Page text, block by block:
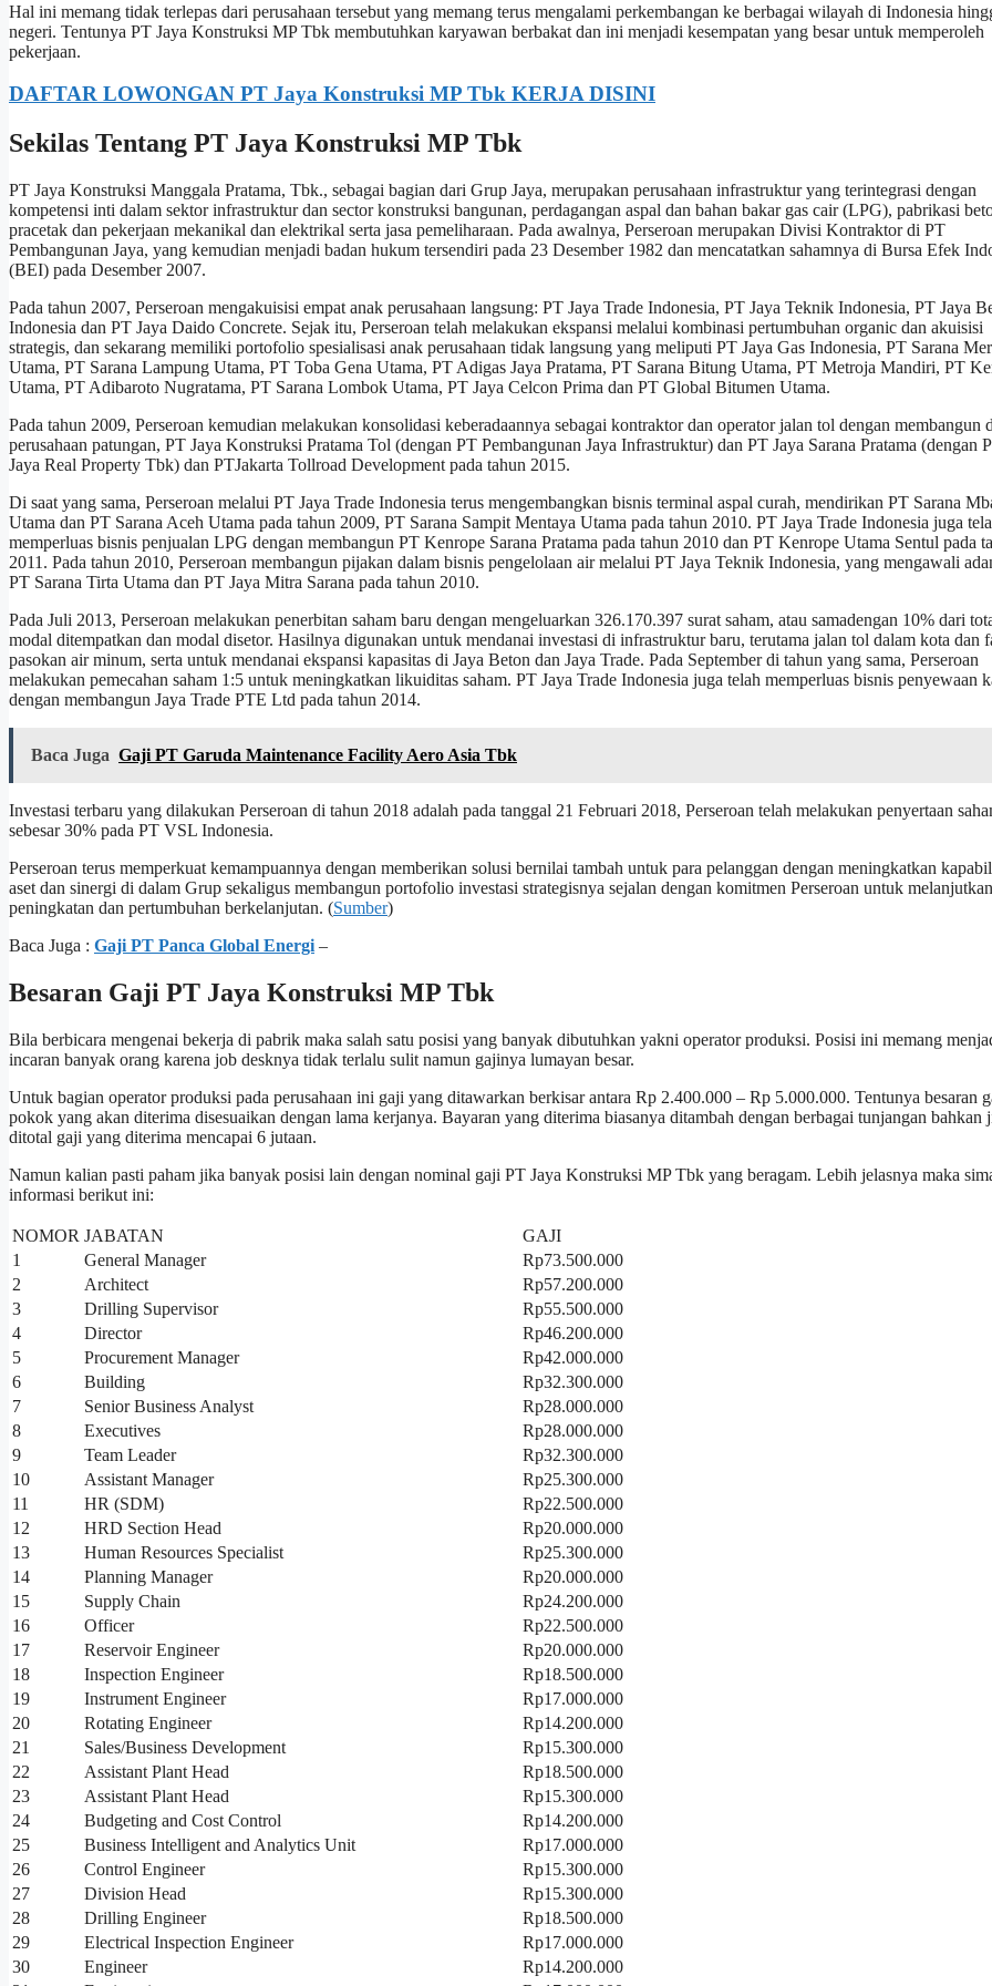
Hal ini memang tidak terlepas dari perusahaan tersebut yang memang terus mengalami perkembangan ke berbagai wilayah di Indonesia
negeri. Tentunya PT Jaya Konstruksi MP Tbk membutuhkan karyawan berbakat dan ini menjadi kesempatan yang besar untuk memperoleh
pekerjaan.
DAFTAR LOWONGAN PT Jaya Konstruksi MP Tbk KERJA DISINI
Sekilas Tentang PT Jaya Konstruksi MP Tbk
PT Jaya Konstruksi Manggala Pratama, Tbk., sebagai bagian dari Grup Jaya, merupakan perusahaan infrastruktur yang terintegrasi dengan
kompetensi inti dalam sektor infrastruktur dan sector konstruksi bangunan, perdagangan aspal dan bahan bakar gas cair (LPG), pabrikasi
pracetak dan pekerjaan mekanikal dan elektrikal serta jasa pemeliharaan. Pada awalnya, Perseroan merupakan Divisi Kontraktor di PT
Pembangunan Jaya, yang kemudian menjadi badan hukum tersendiri pada 23 Desember 1982 dan mencatatkan sahamnya di Bursa Efek
(BEI) pada Desember 2007.
Pada tahun 2007, Perseroan mengakuisisi empat anak perusahaan langsung: PT Jaya Trade Indonesia, PT Jaya Teknik Indonesia, PT Jaya
Indonesia dan PT Jaya Daido Concrete. Sejak itu, Perseroan telah melakukan ekspansi melalui kombinasi pertumbuhan organic dan akuisisi
strategis, dan sekarang memiliki portofolio spesialisasi anak perusahaan tidak langsung yang meliputi PT Jaya Gas Indonesia, PT Sarana
Utama, PT Sarana Lampung Utama, PT Toba Gena Utama, PT Adigas Jaya Pratama, PT Sarana Bitung Utama, PT Metroja Mandiri, PT
Utama, PT Adibaroto Nugratama, PT Sarana Lombok Utama, PT Jaya Celcon Prima dan PT Global Bitumen Utama.
Pada tahun 2009, Perseroan kemudian melakukan konsolidasi keberadaannya sebagai kontraktor dan operator jalan tol dengan membangun
perusahaan patungan, PT Jaya Konstruksi Pratama Tol (dengan PT Pembangunan Jaya Infrastruktur) dan PT Jaya Sarana Pratama (dengan
Jaya Real Property Tbk) dan PTJakarta Tollroad Development pada tahun 2015.
Di saat yang sama, Perseroan melalui PT Jaya Trade Indonesia terus mengembangkan bisnis terminal aspal curah, mendirikan PT Sarana
Utama dan PT Sarana Aceh Utama pada tahun 2009, PT Sarana Sampit Mentaya Utama pada tahun 2010. PT Jaya Trade Indonesia juga
memperluas bisnis penjualan LPG dengan membangun PT Kenrope Sarana Pratama pada tahun 2010 dan PT Kenrope Utama Sentul pada
2011. Pada tahun 2010, Perseroan membangun pijakan dalam bisnis pengelolaan air melalui PT Jaya Teknik Indonesia, yang mengawali
PT Sarana Tirta Utama dan PT Jaya Mitra Sarana pada tahun 2010.
Pada Juli 2013, Perseroan melakukan penerbitan saham baru dengan mengeluarkan 326.170.397 surat saham, atau samadengan 10% dari
modal ditempatkan dan modal disetor. Hasilnya digunakan untuk mendanai investasi di infrastruktur baru, terutama jalan tol dalam kota dan
pasokan air minum, serta untuk mendanai ekspansi kapasitas di Jaya Beton dan Jaya Trade. Pada September di tahun yang sama, Perseroan
melakukan pemecahan saham 1:5 untuk meningkatkan likuiditas saham. PT Jaya Trade Indonesia juga telah memperluas bisnis penyewaan
dengan membangun Jaya Trade PTE Ltd pada tahun 2014.
Baca Juga Gaji PT Garuda Maintenance Facility Aero Asia Tbk
Investasi terbaru yang dilakukan Perseroan di tahun 2018 adalah pada tanggal 21 Februari 2018, Perseroan telah melakukan penyertaan
sebesar 30% pada PT VSL Indonesia.
Perseroan terus memperkuat kemampuannya dengan memberikan solusi bernilai tambah untuk para pelanggan dengan meningkatkan
aset dan sinergi di dalam Grup sekaligus membangun portofolio investasi strategisnya sejalan dengan komitmen Perseroan untuk melanjutkan
peningkatan dan pertumbuhan berkelanjutan. (Sumber)
Baca Juga : Gaji PT Panca Global Energi –
Besaran Gaji PT Jaya Konstruksi MP Tbk
Bila berbicara mengenai bekerja di pabrik maka salah satu posisi yang banyak dibutuhkan yakni operator produksi. Posisi ini memang
incaran banyak orang karena job desknya tidak terlalu sulit namun gajinya lumayan besar.
Untuk bagian operator produksi pada perusahaan ini gaji yang ditawarkan berkisar antara Rp 2.400.000 – Rp 5.000.000. Tentunya besaran
pokok yang akan diterima disesuaikan dengan lama kerjanya. Bayaran yang diterima biasanya ditambah dengan berbagai tunjangan bahkan
ditotal gaji yang diterima mencapai 6 jutaan.
Namun kalian pasti paham jika banyak posisi lain dengan nominal gaji PT Jaya Konstruksi MP Tbk yang beragam. Lebih jelasnya maka
informasi berikut ini:
NOMOR JABATAN
GAJI
1
General Manager
Rp73.500.000
2
Architect
Rp57.200.000
3
Drilling Supervisor
Rp55.500.000
4
Director
Rp46.200.000
5
Procurement Manager
Rp42.000.000
6
Building
Rp32.300.000
7
Senior Business Analyst
Rp28.000.000
8
Executives
Rp28.000.000
9
Team Leader
Rp32.300.000
10
Assistant Manager
Rp25.300.000
11
HR (SDM)
Rp22.500.000
12
HRD Section Head
Rp20.000.000
13
Human Resources Specialist
Rp25.300.000
14
Planning Manager
Rp20.000.000
15
Supply Chain
Rp24.200.000
16
Officer
Rp22.500.000
17
Reservoir Engineer
Rp20.000.000
18
Inspection Engineer
Rp18.500.000
19
Instrument Engineer
Rp17.000.000
20
Rotating Engineer
Rp14.200.000
21
Sales/Business Development
Rp15.300.000
22
Assistant Plant Head
Rp18.500.000
23
Assistant Plant Head
Rp15.300.000
24
Budgeting and Cost Control
Rp14.200.000
25
Business Intelligent and Analytics Unit
Rp17.000.000
26
Control Engineer
Rp15.300.000
27
Division Head
Rp15.300.000
28
Drilling Engineer
Rp18.500.000
29
Electrical Inspection Engineer
Rp17.000.000
30
Engineer
Rp14.200.000